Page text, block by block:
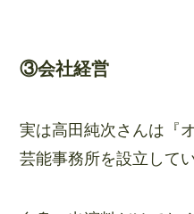
③会社経営
実は高田純次さんは『
芸能事務所を設立してい